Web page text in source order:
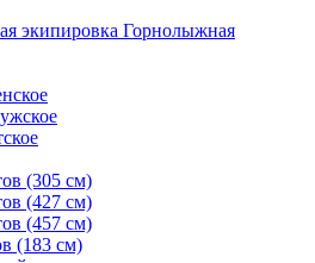
Горнолыжная
(305 см)
(427 см)
(457 см)
(183 см)